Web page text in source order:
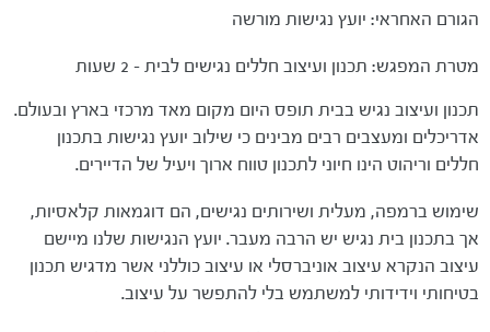
הגורם האחראי: יועץ נגישות מורשה
מטרת המפגש: תכנון ועיצוב חללים נגישים לבית - 2 שעות
תכנון ועיצוב נגיש בבית תופס היום מקום מאד מרכזי בארץ ובעולם.
אדריכלים ומעצבים רבים מבינים כי שילוב יועץ נגישות בתכנון
חללים וריהוט הינו חיוני לתכנון טווח ארוך ויעיל של הדיירים.
שימוש ברמפה, מעלית ושירותים נגישים, הם דוגמאות קלאסיות,
אך בתכנון בית נגיש יש הרבה מעבר. יועץ הנגישות שלנו מיישם
עיצוב הנקרא עיצוב אוניברסלי או עיצוב כוללני אשר מדגיש תכנון
בטיחותי וידידותי למשתמש בלי להתפשר על עיצוב.